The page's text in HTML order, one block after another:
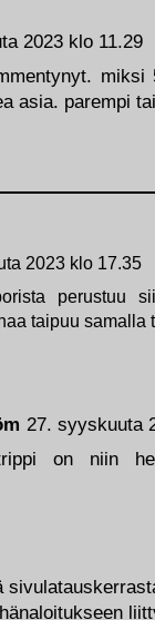
27. syyskuuta
on niin
2023 klo 11.29
asia. parempi
2023 klo 17.35
perustuu
taipuu samalla